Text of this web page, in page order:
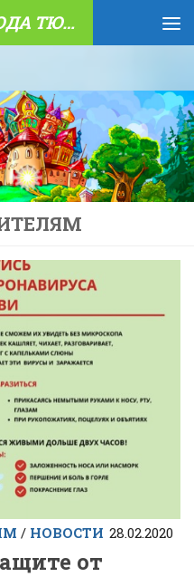
МАДОУ Д/С №134 ГОРОДА ТЮМЕНИ
/ НОВОСТИ 28.02.2020
от